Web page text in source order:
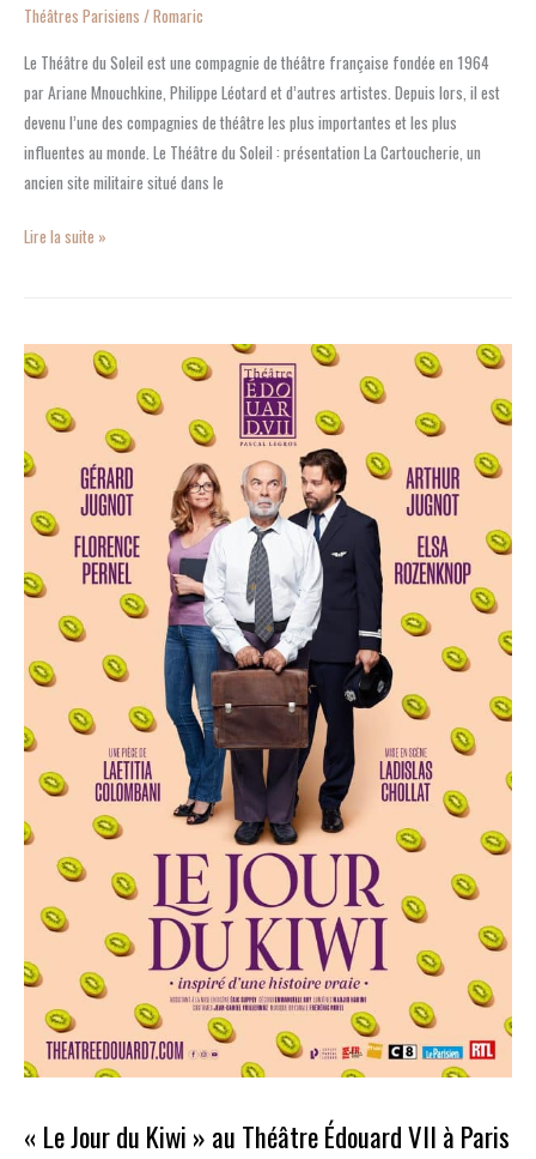
Théâtres Parisiens /Romaric
Le Théâtre du Soleil est une compagnie de théâtre française fondée en 1964
par Ariane Mnouchkine, Philippe Léotard et d’autres artistes. Depuis lors, il est
devenu l’une des compagnies de théâtre les plus importantes et les plus
influentes au monde. Le Théâtre du Soleil : présentation La Cartoucherie, un
ancien site militaire situé dans le
Lire la suite »
« Le Jour du Kiwi » au Théâtre Édouard VII à Paris
«
Le
Jour
Kiwi
au
Édouard
Paris